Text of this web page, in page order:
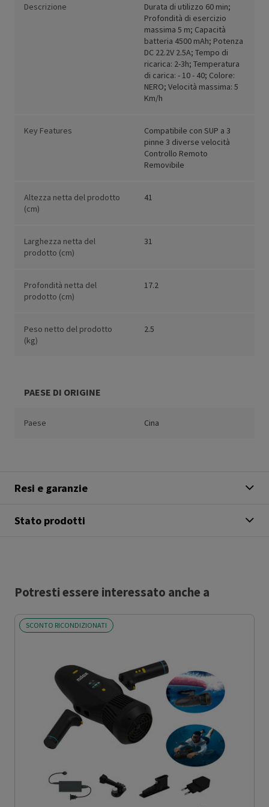
Descrizione
Durata di utilizzo 60 min;
Profondità di esercizio
massima 5 m; Capacità
batteria 4500 mAh; Potenza
DC 22.2V 2.5A; Tempo di
ricarica: 2-3h; Temperatura
di carica: - 10 - 40; Colore:
NERO; Velocità massima: 5
Km/h
Key Features
Compatibile con SUP a 3
pinne 3 diverse velocità
Controllo Remoto
Removibile
Altezza netta del prodotto
(cm)
41
Larghezza netta del
prodotto (cm)
31
Profondità netta del
prodotto (cm)
17.2
Peso netto del prodotto
(kg)
2.5
PAESE DI ORIGINE
Paese Cina
Resi e garanzie
Stato prodotti
Potresti essere interessato anche a
SCONTO RICONDIZIONATI